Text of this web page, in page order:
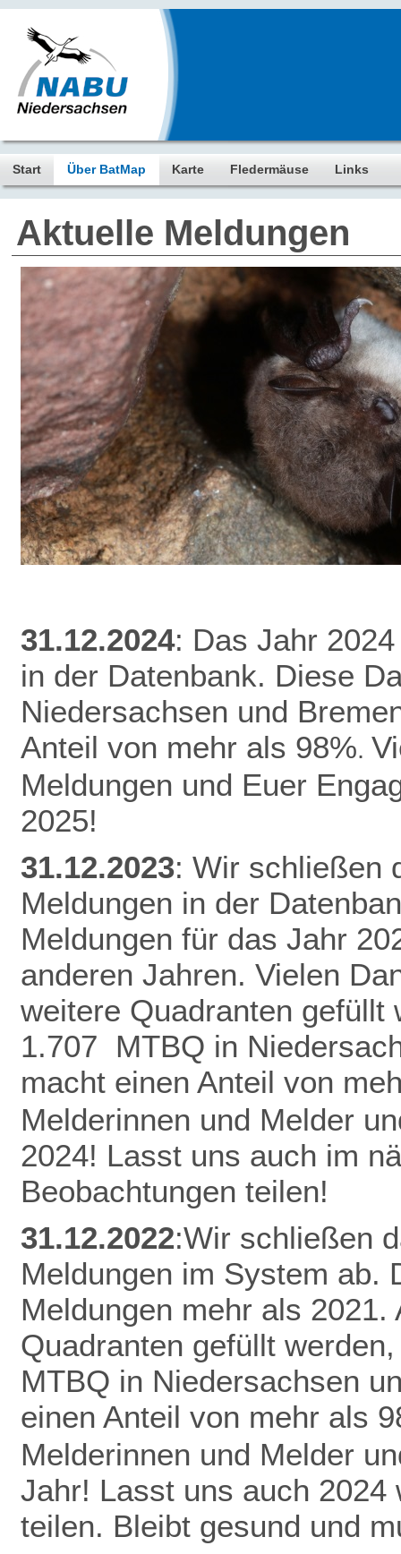
Start Über BatMap Karte Fledermäuse Links
Aktuelle Meldungen
31.12.2024: Das Jahr
in der Datenbank. Diese
Niedersachsen und
Anteil von mehr als 98%.
Meldungen und Euer
2025!
31.12.2023: Wir schließen
Meldungen in der
Meldungen für das Jahr
anderen Jahren. Vielen
weitere Quadranten gefüllt
1.707 MTBQ in
macht einen Anteil von
Melderinnen und Melder
2024! Lasst uns auch im
Beobachtungen teilen!
31.12.2022:Wir schließen
Meldungen im System ab.
Meldungen mehr als 2021.
Quadranten gefüllt
MTBQ in Niedersachsen
einen Anteil von mehr als
Melderinnen und Melder
Jahr! Lasst uns auch 2024
teilen. Bleibt gesund und